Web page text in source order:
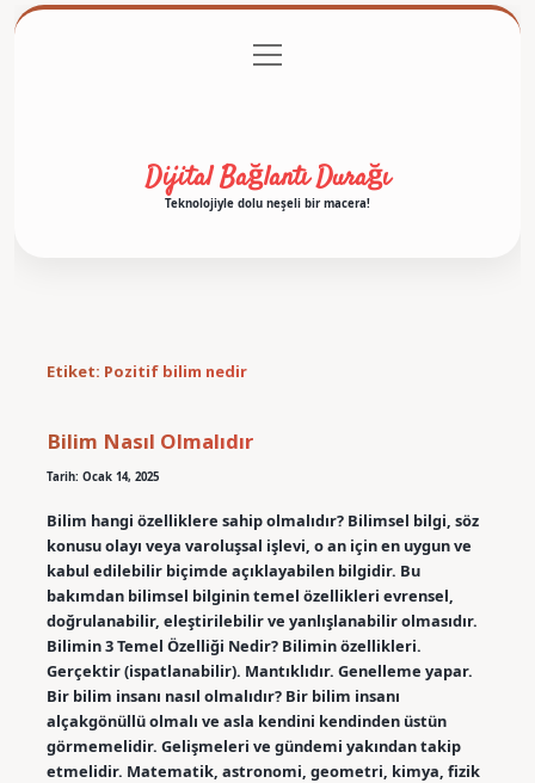
Gizlilik Politikası
menüyü
aç
Dijital Bağlantı Durağı
Teknolojiyle dolu neşeli bir macera!
Etiket: Pozitif bilim nedir
Bilim Nasıl Olmalıdır
Tarih: Ocak 14, 2025
Bilim hangi özelliklere sahip olmalıdır? Bilimsel bilgi, söz
konusu olayı veya varoluşsal işlevi, o an için en uygun ve
kabul edilebilir biçimde açıklayabilen bilgidir. Bu
bakımdan bilimsel bilginin temel özellikleri evrensel,
doğrulanabilir, eleştirilebilir ve yanlışlanabilir olmasıdır.
Bilimin 3 Temel Özelliği Nedir? Bilimin özellikleri.
Gerçektir (ispatlanabilir). Mantıklıdır. Genelleme yapar.
Bir bilim insanı nasıl olmalıdır? Bir bilim insanı
alçakgönüllü olmalı ve asla kendini kendinden üstün
görmemelidir. Gelişmeleri ve gündemi yakından takip
etmelidir. Matematik, astronomi, geometri, kimya, fizik